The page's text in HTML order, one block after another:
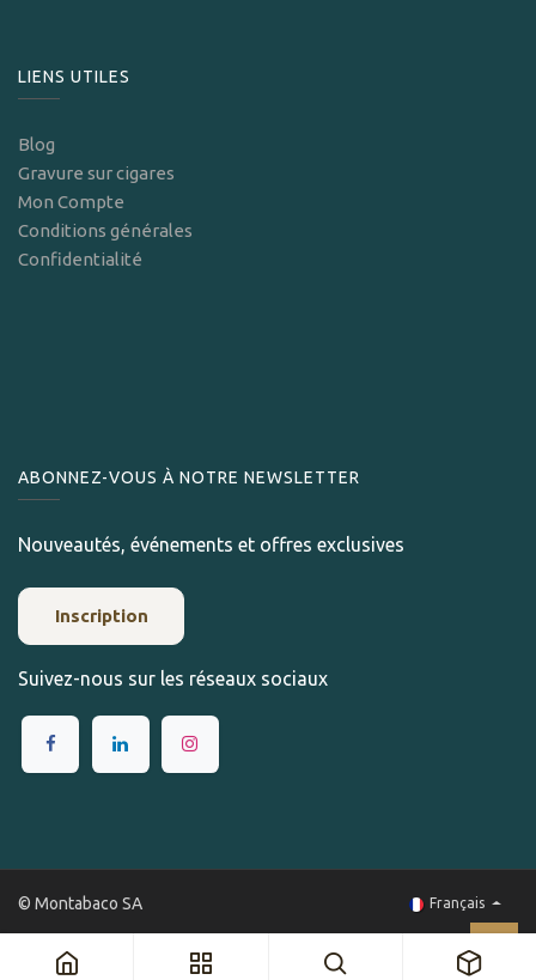
LIENS UTILES
Blog
Gravure sur cigares
Mon Compte
Conditions générales
Confidentialité
ABONNEZ-VOUS À NOTRE NEWSLETTER
Nouveautés, événements et offres exclusives
Inscription
Suivez-nous sur les réseaux sociaux
© Montabaco SA Français